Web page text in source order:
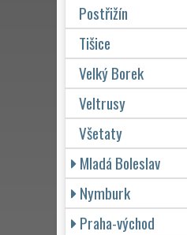
Postřižín
Tišice
Velký Borek
Veltrusy
Všetaty
Mladá Boleslav
Nymburk
Praha-východ